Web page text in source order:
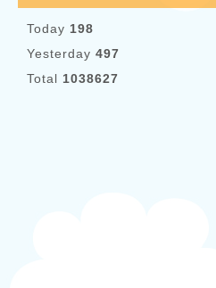
Today 198
Yesterday 497
Total 1038627